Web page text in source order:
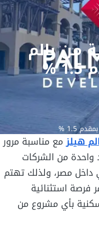
من بالم
هيلزمع مناسبة مرور
واحدة من الشركات
داخل مصر، ولذلك تهتم
فرصة استثنائية
بأي مشروع من